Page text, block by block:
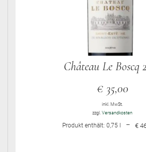
Château Le Boscq
€35,00
inkl. MwSt.
zzgl. Versandkosten
Produkt enthält: 0,75 l – €